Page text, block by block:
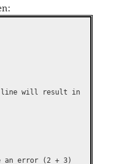
line will result in
an error (2 + 3)